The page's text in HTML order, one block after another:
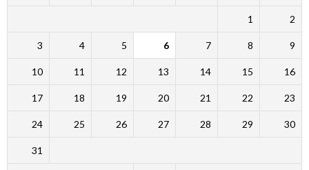
1 2
3 4 5 6 7 8 9
10 11 12 13 14 15 16
17 18 19 20 21 22 23
24 25 26 27 28 29 30
31